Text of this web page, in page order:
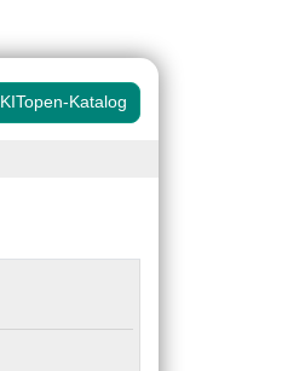
Katalog